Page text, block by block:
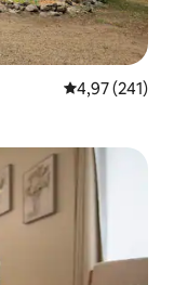
Vlerësimi
4,97 (241)